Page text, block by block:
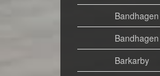
Bandhagen
Bandhagen
Barkarby